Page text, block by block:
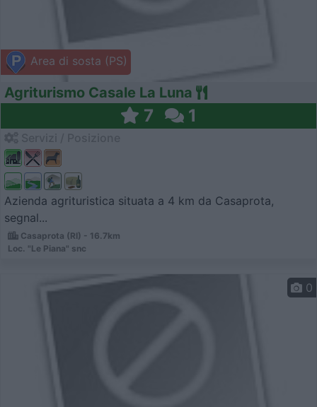
Area di sosta (PS)
Agriturismo Casale La Luna
7 1
Azienda agrituristica situata a 4 km da Casaprota,
segnal...
Casaprota (RI) - 16.7km
Loc. "Le Piana" snc
0